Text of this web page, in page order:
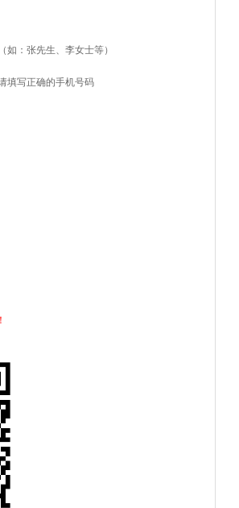
（如：张先生、李女士等）
填写正确的手机号码